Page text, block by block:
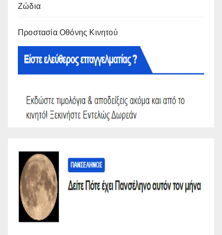
Ζώδια
Προστασία Οθόνης Κινητού